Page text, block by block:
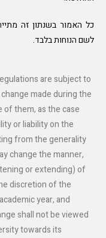
כל האמור בשנתון זה
לשם הנוחות בלבד.
are subject to
made during the
of them, as the case
or liability on the
from the generality
change the manner,
or extending) of
discretion of the
year, and
shall not be viewed
towards its